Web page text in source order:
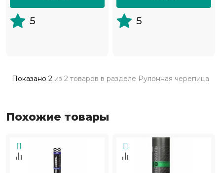
5 5
Показано 2 из 2 товаров в разделе Рулонная черепица
Похожие товары